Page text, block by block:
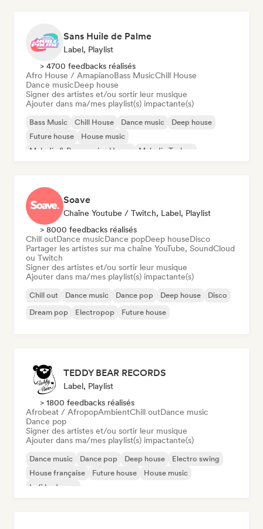
Sans Huile de Palme
Label, Playlist
> 4700 feedbacks réalisés
Afro House / AmapianoBass MusicChill House
Dance musicDeep house
Signer des artistes et/ou sortir leur musique
Ajouter dans ma/mes playlist(s) impactante(s)
Bass Music Chill House Dance music
Deep house
Future house
House music
Melodic & Progressive House
Melodic Techno
Soave
Chaîne Youtube / Twitch, Label, Playlist
> 8000 feedbacks réalisés
Chill outDance musicDance popDeep houseDisco
Partager les artistes sur ma chaîne YouTube, SoundCloud
ou Twitch
Signer des artistes et/ou sortir leur musique
Ajouter dans ma/mes playlist(s) impactante(s)
Chill out Dance music Dance pop Deep house
Disco
Dream pop
Electropop Future house
TEDDY BEAR RECORDS
Label, Playlist
> 1800 feedbacks réalisés
Afrobeat / AfropopAmbientChill outDance music
Dance pop
Signer des artistes et/ou sortir leur musique
Ajouter dans ma/mes playlist(s) impactante(s)
Dance music Dance pop Deep house
Electro swing
House française
Future house
House music
Lofi bedroom